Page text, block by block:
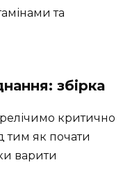
та
збірка
критично
тим як почати
варити